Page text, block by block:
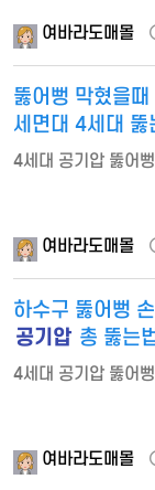
여바라도매몰
뚫어뻥 막혔을때
세면대 4세대 뚫
4세대 공기압 뚫어
여바라도매몰
하수구 뚫어뻥
공기압 총 뚫는
4세대 공기압 뚫어
여바라도매몰